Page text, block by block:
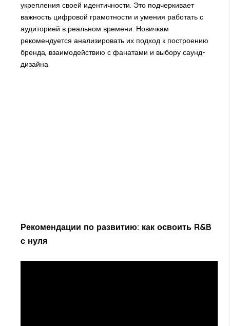
укрепления своей идентичности. Это подчеркивает
важность цифровой грамотности и умения работать с
аудиторией в реальном времени. Новичкам
рекомендуется анализировать их подход к построению
бренда, взаимодействию с фанатами и выбору саунд-
дизайна.
Рекомендации по развитию: как освоить R&B
с нуля